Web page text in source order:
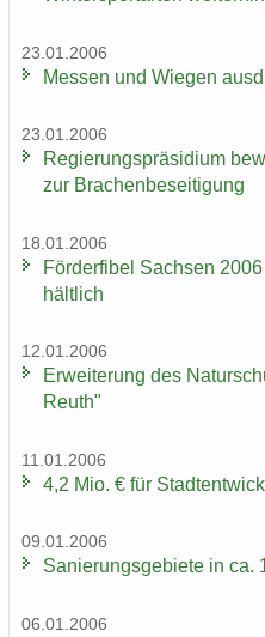
23.01.2006
Mes­sen und Wie­gen
23.01.2006
Re­gie­rungs­prä­si­di­um
zur Bra­chen­be­sei­ti­gung
18.01.2006
För­der­fi­bel Sach­sen
hält­lich
12.01.2006
Er­wei­te­rung des
Reuth"
11.01.2006
4,2 Mio. € für
09.01.2006
Sa­nie­rungs­ge­bie­te in ca.
06.01.2006